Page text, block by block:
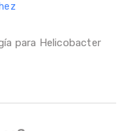
para Helicobacter